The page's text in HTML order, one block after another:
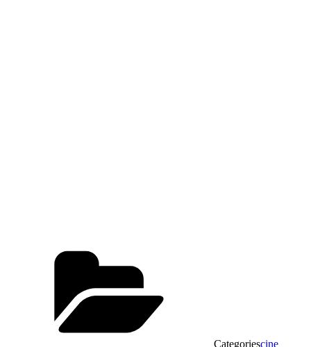
Categoriescine